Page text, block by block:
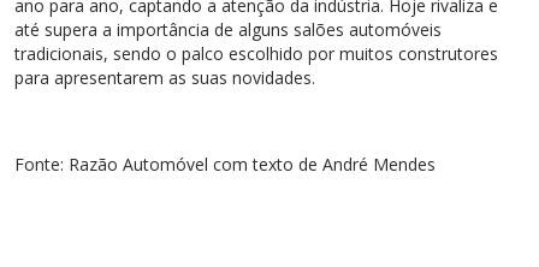
ano para ano, captando a atenção da indústria. Hoje rivaliza e
até supera a importância de alguns salões automóveis
tradicionais, sendo o palco escolhido por muitos construtores
para apresentarem as suas novidades.
Fonte: Razão Automóvel com texto de André Mendes